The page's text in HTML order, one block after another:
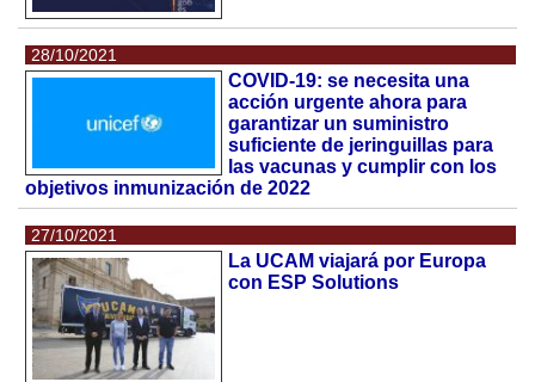
28/10/2021
COVID-19: se necesita una
acción urgente ahora para
garantizar un suministro
suficiente de jeringuillas para
las vacunas y cumplir con los
objetivos inmunización de 2022
27/10/2021
La UCAM viajará por Europa
con ESP Solutions